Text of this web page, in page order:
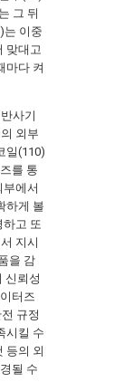
그 뒤
는 이중
맞대고
마다 켜
사기
외부
일(110)
를 통
에서
하게 볼
하고 또
지시
을 감
신뢰성
터즈
규정
시킬 수
등의 외
될 수